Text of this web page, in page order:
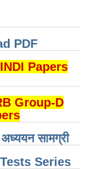
PDF
Papers
Group-D
अध्ययन सामग्री
Series